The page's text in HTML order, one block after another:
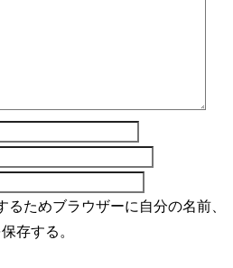
るためブラウザーに自分の名前、
存する。